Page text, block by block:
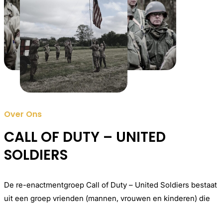
Over Ons
CALL OF DUTY – UNITED
SOLDIERS
De re-enactmentgroep Call of Duty – United Soldiers bestaat
uit een groep vrienden (mannen, vrouwen en kinderen) die